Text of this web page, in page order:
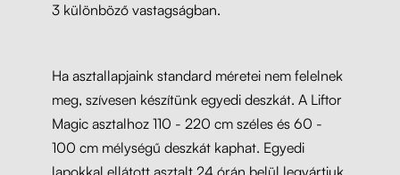
3 különböző vastagságban.
Ha asztallapjaink standard méretei nem felelnek
meg, szívesen készítünk egyedi deszkát. A Liftor
Magic asztalhoz 110 - 220 cm széles és 60 -
100 cm mélységű deszkát kaphat. Egyedi
lapokkal ellátott asztalt 24 órán belül legyártjuk